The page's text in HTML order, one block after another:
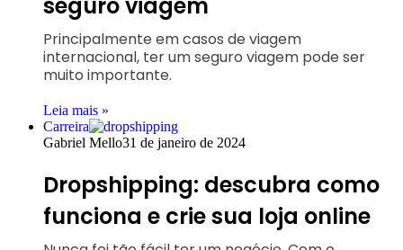
Principalmente em casos de viagem
internacional, ter um seguro viagem pode ser
muito importante.
Leia mais »
Carreira
Gabriel Mello31 de janeiro de 2024
Dropshipping: descubra como
funciona e crie sua loja online